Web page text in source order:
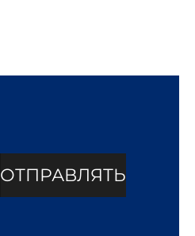
ОТПРАВЛЯТЬ